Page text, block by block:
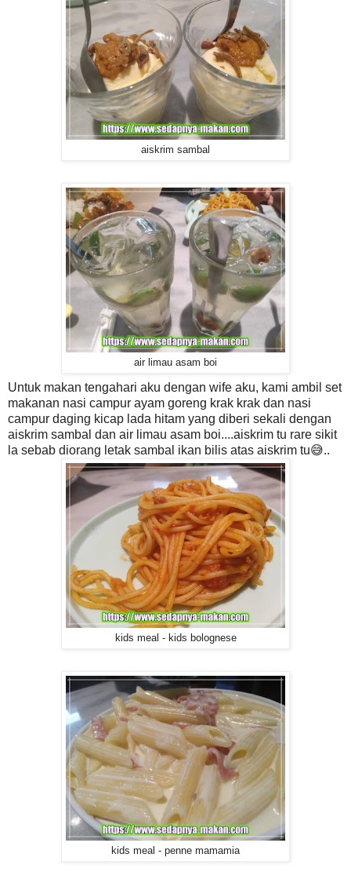
aiskrim sambal
air limau asam boi
Untuk makan tengahari aku dengan wife aku, kami ambil set
makanan nasi campur ayam goreng krak krak dan nasi
campur daging kicap lada hitam yang diberi sekali dengan
aiskrim sambal dan air limau asam boi....aiskrim tu rare sikit
la sebab diorang letak sambal ikan bilis atas aiskrim tu😅..
kids meal - kids bolognese
kids meal - penne mamamia